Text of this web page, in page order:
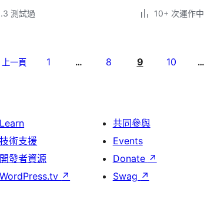
測試過
10+ 次運作
上一頁 1 … 8 9 10 …
Learn
技術支援
開發者資源
WordPress.tv ↗
共同參與
Events
Donate ↗
Swag ↗